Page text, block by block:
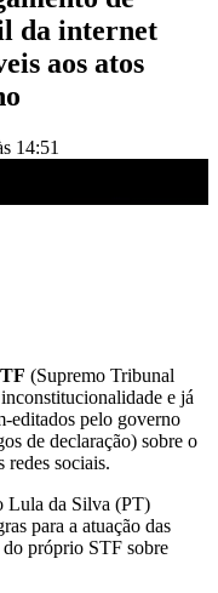
da internet
aos atos
14:51
(Supremo Tribunal
e já
editados pelo governo
de declaração) sobre o
redes sociais.
Lula da Silva (PT)
para a atuação das
do próprio STF sobre